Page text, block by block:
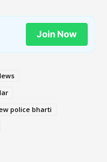
Join Now
police bharti